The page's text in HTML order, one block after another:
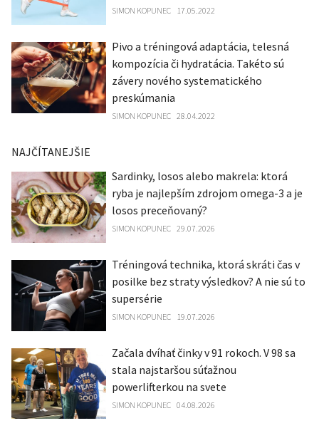
SIMON KOPUNEC 17.05.2022
Pivo a tréningová adaptácia, telesná
kompozícia či hydratácia. Takéto sú
závery nového systematického
preskúmania
SIMON KOPUNEC 28.04.2022
NAJČÍTANEJŠIE
Sardinky, losos alebo makrela: ktorá
ryba je najlepším zdrojom omega-3 a je
losos preceňovaný?
SIMON KOPUNEC 29.07.2026
Tréningová technika, ktorá skráti čas v
posilke bez straty výsledkov? A nie sú to
supersérie
SIMON KOPUNEC 19.07.2026
Začala dvíhať činky v 91 rokoch. V 98 sa
stala najstaršou súťažnou
powerlifterkou na svete
SIMON KOPUNEC 04.08.2026